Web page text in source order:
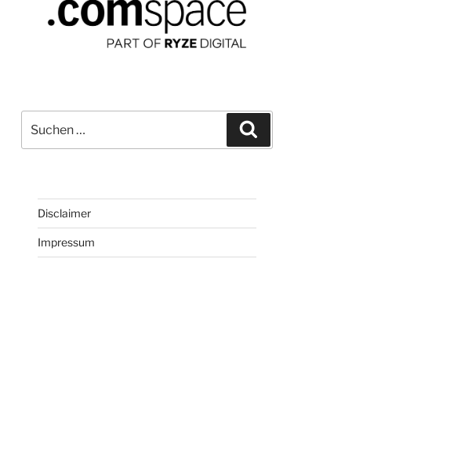
nach:
Disclaimer
Impressum